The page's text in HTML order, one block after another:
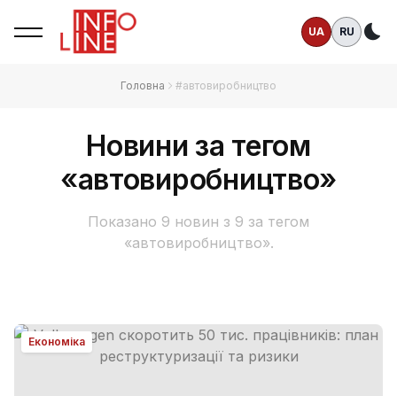
UA RU
Головна #автовиробництво
Новини за тегом
«автовиробництво»
Показано 9 новин з 9 за тегом
«автовиробництво».
Економіка